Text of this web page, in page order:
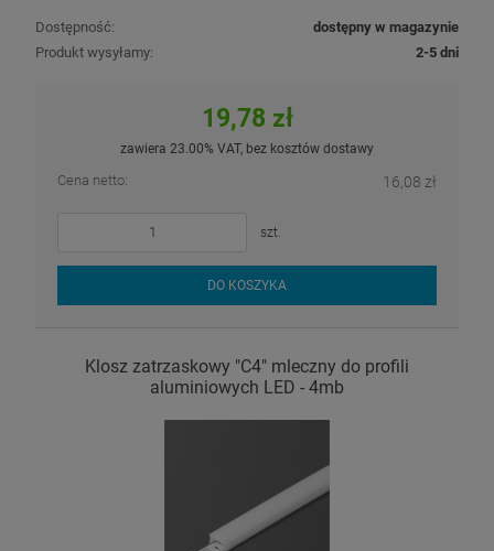
Dostępność:
dostępny w magazynie
Produkt wysyłamy:
2-5 dni
19,78 zł
zawiera 23.00% VAT, bez kosztów dostawy
Cena netto: 16,08 zł
szt.
DO KOSZYKA
Klosz zatrzaskowy "C4" mleczny do profili
aluminiowych LED - 4mb